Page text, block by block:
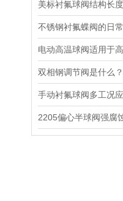
不锈钢衬氟蝶阀的日
手动衬氟球阀多工况